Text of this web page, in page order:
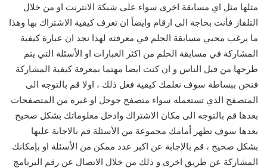
مثلها مثل اي مسابقة اخرى سواء على شبكة الانترنت او من خلال
التلفاز فأنت بحاجة الى ارقام وايضاً ان تعرف كيفية الاشتراك بها وهذا
ما يرغب محبي مسابقة الحلم في معرفته لهذا نجد ان عبارة كيفية
المشاركة في مسابقة الحلم من اكثر العبارات او الأسئلة التي يتم
طرحها من قبل الناس و ان كنت ايضا مهتما بمعرفة كيفية المشاركة
فنحن ببساطة سوف نعلمك كيفية فعل ذلك ، اولا قم بالتوجه الى
المتصفح الذي تستعمله سواء متصفح جوجل او غيره من المتصفحات
بعدها قم بالتوجه الى مكان الاشتراك وادخل معلوماتك بشكل صحيح
بعدها سوف تظهر أمامك مجموعة من الأسئلة قم بالاجابة عليها
بشكل صحيح ، قم بالإجابة عن اكبر عدد ممكن من الأسئلة او بإمكانك
المشاركة عن طريق اخرى و ذلك من خلال الاتصال عن رقم البرنامج